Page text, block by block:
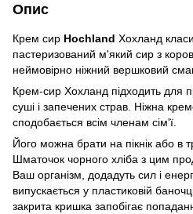
Опис
Крем сир Hochland Хохланд
пастеризований м'який сир з
неймовірно ніжний вершковий
Крем-сир Хохланд підходить для
суші і запечених страв. Ніжна
сподобається всім членам сім'ї.
Його можна брати на пікнік або в
Шматочок чорного хліба з цим
Ваш організм, додадуть сил і
випускається у пластиковій
закрита кришка запобігає